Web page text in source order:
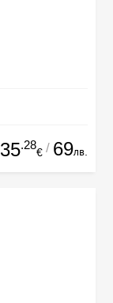
35.28
€ / 69лв.